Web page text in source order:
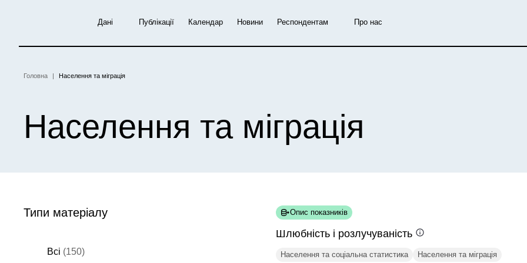
Дані Публікації Календар Новини Респондентам Про нас
Рядок
Головна Населення та міграція
Населення та міграція
Типи матеріалу
Всі (150)
Опис показників
Шлюбність і розлучуваність
Населення та соціальна статистика Населення та міграція